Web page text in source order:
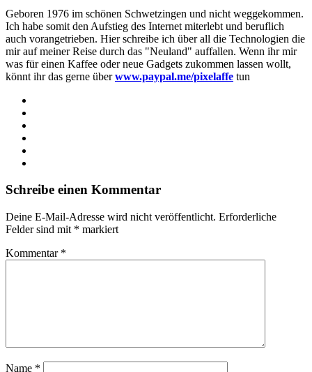
Geboren 1976 im schönen Schwetzingen und nicht weggekommen.
Ich habe somit den Aufstieg des Internet miterlebt und beruflich
auch vorangetrieben. Hier schreibe ich über all die Technologien die
mir auf meiner Reise durch das "Neuland" auffallen. Wenn ihr mir
was für einen Kaffee oder neue Gadgets zukommen lassen wollt,
könnt ihr das gerne überwww.paypal.me/pixelaffe tun
Schreibe einen Kommentar
Deine E-Mail-Adresse wird nicht veröffentlicht. Erforderliche
Felder sind mit * markiert
Kommentar *
Name *